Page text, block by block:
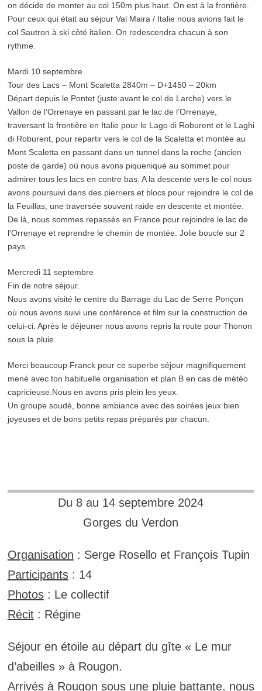
on décide de monter au col 150m plus haut. On est à la frontière.
Pour ceux qui était au séjour Val Maira / Italie nous avions fait le
col Sautron à ski côté italien. On redescendra chacun à son
rythme.
Mardi 10 septembre
Tour des Lacs – Mont Scaletta 2840m – D+1450 – 20km
Départ depuis le Pontet (juste avant le col de Larche) vers le
Vallon de l’Orrenaye en passant par le lac de l’Orrenaye,
traversant la frontière en Italie pour le Lago di Roburent et le Laghi
di Roburent, pour repartir vers le col de la Scaletta et montée au
Mont Scaletta en passant dans un tunnel dans la roche (ancien
poste de garde) où nous avons piqueniqué au sommet pour
admirer tous les lacs en contre bas. A la descente vers le col nous
avons poursuivi dans des pierriers et blocs pour rejoindre le col de
la Feuillas, une traversée souvent raide en descente et montée.
De là, nous sommes repassés en France pour rejoindre le lac de
l’Orrenaye et reprendre le chemin de montée. Jolie boucle sur 2
pays.
Mercredi 11 septembre
Fin de notre séjour.
Nous avons visité le centre du Barrage du Lac de Serre Ponçon
où nous avons suivi une conférence et film sur la construction de
celui-ci. Après le déjeuner nous avons repris la route pour Thonon
sous la pluie.
Merci beaucoup Franck pour ce superbe séjour magnifiquement
mené avec ton habituelle organisation et plan B en cas de météo
capricieuse.Nous en avons pris plein les yeux.
Un groupe soudé, bonne ambiance avec des soirées jeux bien
joyeuses et de bons petits repas préparés par chacun.
Du 8 au 14 septembre 2024
Gorges du Verdon
Organisation : Serge Rosello et François Tupin
Participants: 14
Photos: Le collectif
Récit: Régine
Séjour en étoile au départ du gîte « Le mur
d’abeilles » à Rougon.
Arrivés à Rougon sous une pluie battante, nous